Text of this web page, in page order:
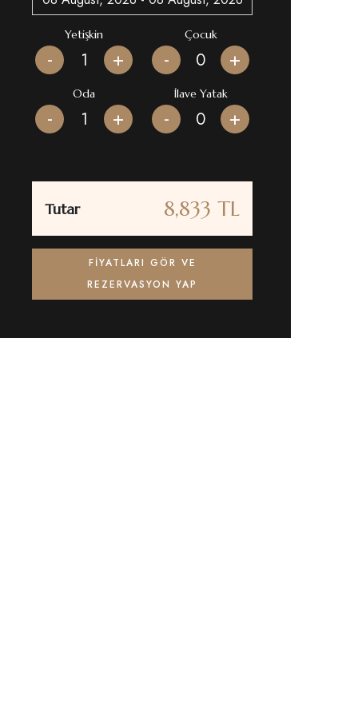
Yetişkin
- +
Çocuk
- +
Oda
- +
İlave Yatak
- +
Tutar 8,833 TL
FIYATLARI GÖR VE
REZERVASYON YAP